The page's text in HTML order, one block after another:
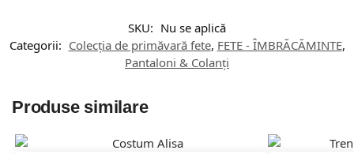
SKU: Nu se aplică
Categorii: Colecția de primăvară fete, FETE - ÎMBRĂCĂMINTE,
Pantaloni & Colanți
Produse similare